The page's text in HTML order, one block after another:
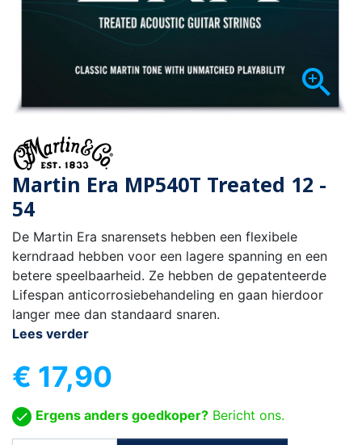

Martin Era MP540T Treated 12 -
54
De Martin Era snarensets hebben een flexibele
kerndraad hebben voor een lagere spanning en een
betere speelbaarheid. Ze hebben de gepatenteerde
Lifespan anticorrosiebehandeling en gaan hierdoor
langer mee dan standaard snaren.
Lees verder
€ 17,90
Ergens anders goedkoper? Bericht ons.